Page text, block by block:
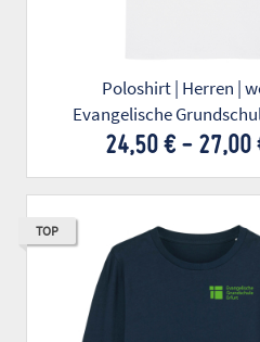
Poloshirt | Herren |
Evangelische
24,50 € - 27,00
TOP